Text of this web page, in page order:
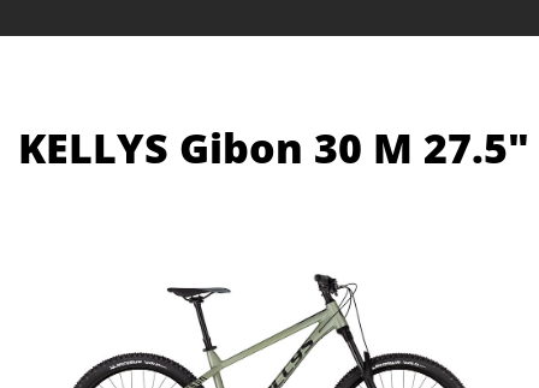
KELLYS Gibon 30 M 27.5"